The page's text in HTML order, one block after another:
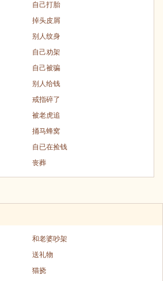
自己打胎
掉头皮屑
别人纹身
自己劝架
自己被骗
别人给钱
戒指碎了
被老虎追
捅马蜂窝
自已在捡钱
丧葬
和老婆吵架
送礼物
猫挠